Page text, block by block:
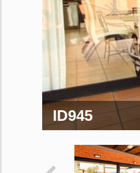
ID945